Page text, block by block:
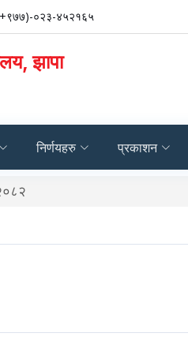
०२३-४५२१६५
झापा
निर्णयहरु प्रकाशन